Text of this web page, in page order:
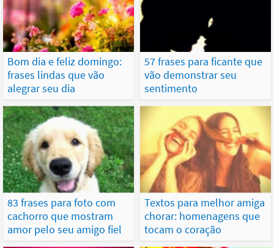
Bom dia e feliz domingo:
frases lindas que vão
alegrar seu dia
57 frases para ficante que
vão demonstrar seu
sentimento
83 frases para foto com
cachorro que mostram
amor pelo seu amigo fiel
Textos para melhor amiga
chorar: homenagens que
tocam o coração